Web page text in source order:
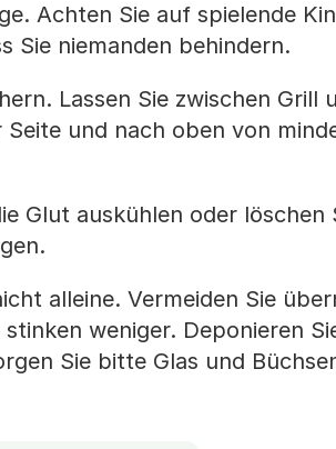
Achten Sie auf spielende
Sie niemanden behindern.
Lassen Sie zwischen Grill
und nach oben von
Glut auskühlen oder löschen
alleine. Vermeiden Sie
weniger. Deponieren
Sie bitte Glas und